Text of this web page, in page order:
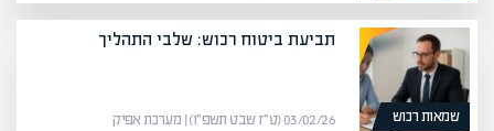
שמאות רכוש
תביעת ביטוח רכוש: שלבי התהליך
03/02/26 (ט״ז שבט תשפ״ו) | מערכת אפיק